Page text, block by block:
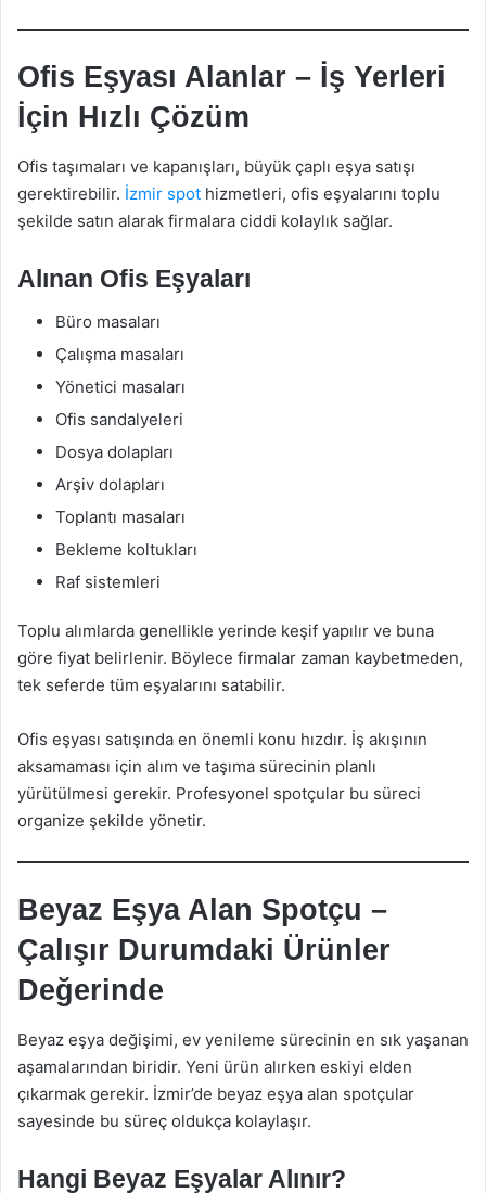
Ofis Eşyası Alanlar – İş Yerleri
İçin Hızlı Çözüm
Ofis taşımaları ve kapanışları, büyük çaplı eşya satışı
gerektirebilir. İzmir spot hizmetleri, ofis eşyalarını toplu
şekilde satın alarak firmalara ciddi kolaylık sağlar.
Alınan Ofis Eşyaları
Büro masaları
Çalışma masaları
Yönetici masaları
Ofis sandalyeleri
Dosya dolapları
Arşiv dolapları
Toplantı masaları
Bekleme koltukları
Raf sistemleri
Toplu alımlarda genellikle yerinde keşif yapılır ve buna
göre fiyat belirlenir. Böylece firmalar zaman kaybetmeden,
tek seferde tüm eşyalarını satabilir.
Ofis eşyası satışında en önemli konu hızdır. İş akışının
aksamaması için alım ve taşıma sürecinin planlı
yürütülmesi gerekir. Profesyonel spotçular bu süreci
organize şekilde yönetir.
Beyaz Eşya Alan Spotçu –
Çalışır Durumdaki Ürünler
Değerinde
Beyaz eşya değişimi, ev yenileme sürecinin en sık yaşanan
aşamalarından biridir. Yeni ürün alırken eskiyi elden
çıkarmak gerekir. İzmir’de beyaz eşya alan spotçular
sayesinde bu süreç oldukça kolaylaşır.
Hangi Beyaz Eşyalar Alınır?